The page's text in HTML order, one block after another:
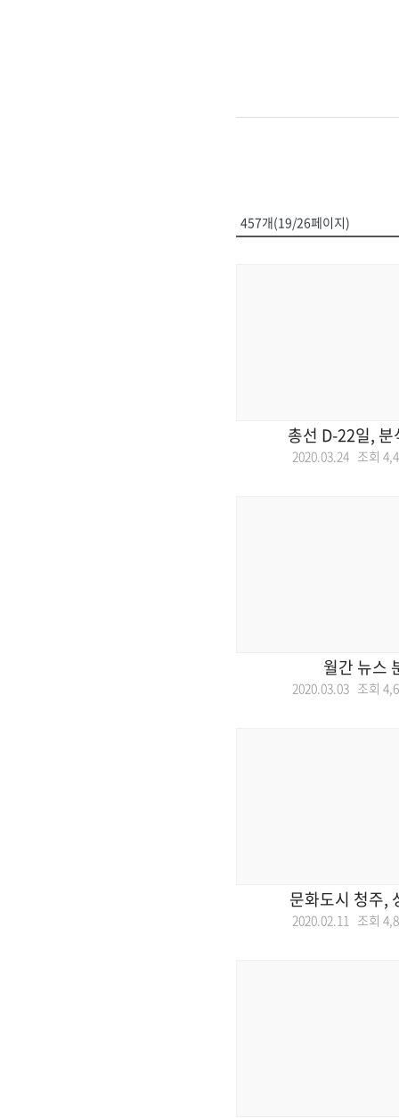
457개(19/26페이지)
총선 D-22일, 분
2020.03.24 조회
월간 뉴스
2020.03.03 조회
문화도시 청주,
2020.02.11 조회